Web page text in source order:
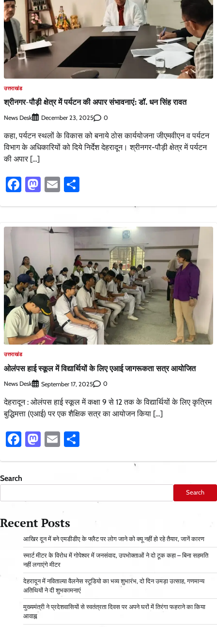
उत्तराखंड
श्रीनगर-पौड़ी क्षेत्र में पर्यटन की अपार संभावनाएं: डॉ. धन सिंह रावत
News Desk December 23, 2025 0
कहा, पर्यटन स्थलों के विकास को बनाये ठोस कार्ययोजना जीएमवीएन व पर्यटन
विभाग के अधिकारियों को दिये निर्देश देहरादून। श्रीनगर-पौड़ी क्षेत्र में पर्यटन
की अपार […]
Facebook
Mastodon
Email
उत्तराखंड
ओलंपस हाई स्कूल में विद्यार्थियों के लिए एआई जागरूकता सत्र आयोजित
News Desk September 17, 2025 0
देहरादून : ओलंपस हाई स्कूल में कक्षा 9 से 12 तक के विद्यार्थियों के लिए कृत्रिम
बुद्धिमत्ता (एआई) पर एक शैक्षिक सत्र का आयोजन किया […]
Facebook
Mastodon
Email
Search
Search
Recent Posts
आ​खिर दून में बने एमडीडीए के फ्लैट पर लोग जाने को क्यू नहीं हो रहे तैयार, जानें कारण
स्मार्ट मीटर के विरोध में गोपेश्वर में जनसंवाद, उपभोक्ताओं ने दो टूक कहा – बिना सहमति
नहीं लगाएंगे मीटर
देहरादून में नविताल्या वैलनेस स्टूडियो का भव्य शुभारंभ, दो दिन उमड़ा उत्साह, गणमान्य
अतिथियों ने दी शुभकामनाएं
मुख्यमंत्री ने प्रदेशवासियों से स्वतंत्रता दिवस पर अपने घरों में तिरंगा फहराने का किया
आवाह्न